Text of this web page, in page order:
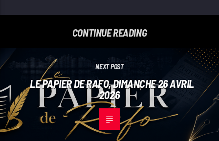
CONTINUE READING
NEXT POST
LE PAPIER DE RAFO, DIMANCHE 26 AVRIL
2026